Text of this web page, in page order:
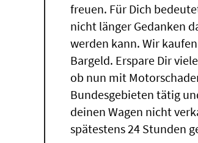
freuen. Für Dich
nicht länger Gedanken
werden kann. Wir
Bargeld. Erspare Dir
ob nun mit
Bundesgebieten tätig
deinen Wagen nicht
spätestens 24 Stunden